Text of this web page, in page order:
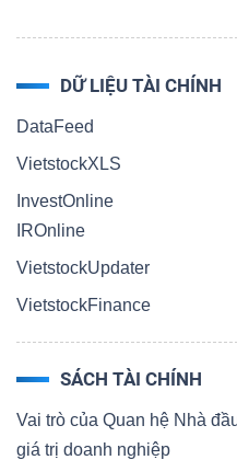
DỮ LIỆU TÀI CHÍNH
DataFeed
VietstockXLS
InvestOnline
IROnline
VietstockUpdater
VietstockFinance
SÁCH TÀI CHÍNH
Vai trò của Quan hệ Nhà
giá trị doanh nghiệp